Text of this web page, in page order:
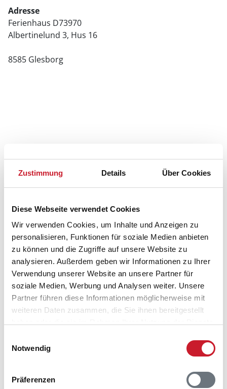
Zustimmung Details Über Cookies
Diese Webseite verwendet Cookies
Wir verwenden Cookies, um Inhalte und Anzeigen zu
personalisieren, Funktionen für soziale Medien anbieten
zu können und die Zugriffe auf unsere Website zu
analysieren. Außerdem geben wir Informationen zu Ihrer
Verwendung unserer Website an unsere Partner für
soziale Medien, Werbung und Analysen weiter. Unsere
Partner führen diese Informationen möglicherweise mit
weiteren Daten zusammen, die Sie ihnen bereitgestellt
Notwendig
Präferenzen
Adresse
Ferienhaus D73970
Albertinelund 3, Hus 16
8585 Glesborg
Belegungskalender
Reisedauer auswählen
Sie bekommen Verfügbarkeit und Preis angezeigt
Reisezeitraumes auch Änderungen bei der
Hausbeschreibung und/oder der Ausstattung ergeben